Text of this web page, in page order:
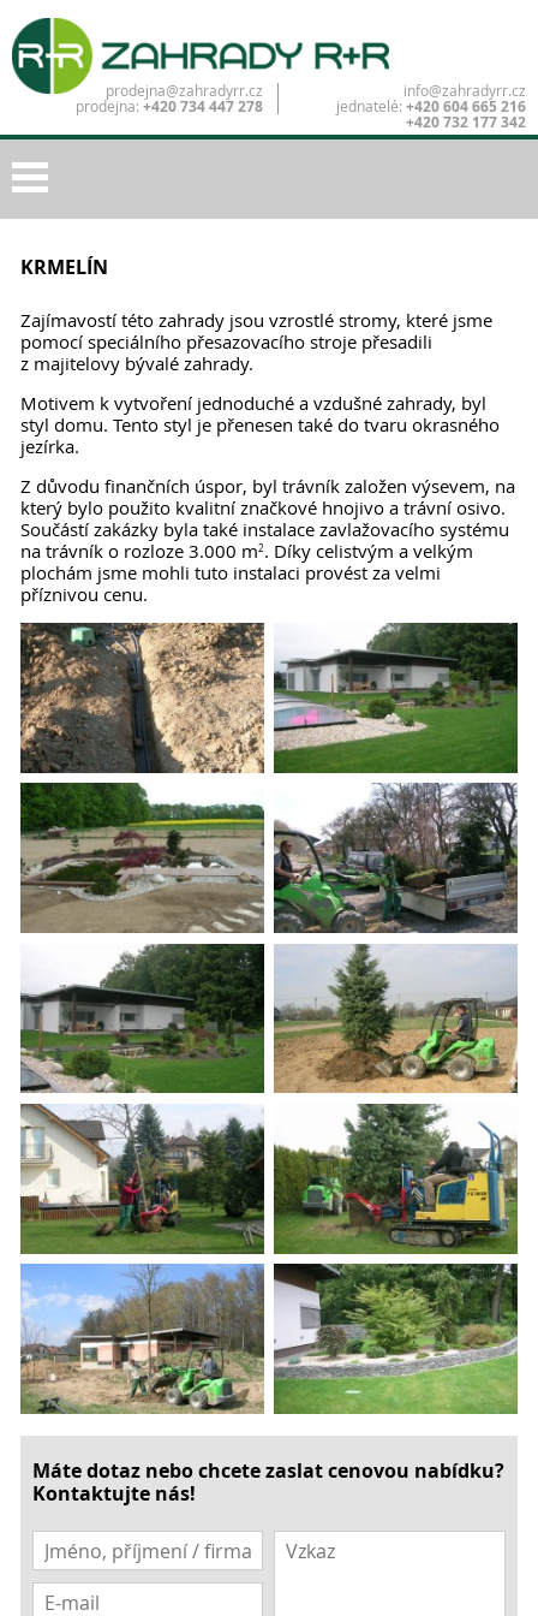
info@zahradyrr.cz
jednatelé: +420 604 665 216
+420 732 177 342
prodejna@zahradyrr.cz
prodejna: +420 734 447 278
KRMELÍN
Zajímavostí této zahrady jsou vzrostlé stromy, které jsme
pomocí speciálního přesazovacího stroje přesadili
z majitelovy bývalé zahrady.
Motivem k vytvoření jednoduché a vzdušné zahrady, byl
styl domu. Tento styl je přenesen také do tvaru okrasného
jezírka.
Z důvodu finančních úspor, byl trávník založen výsevem, na
který bylo použito kvalitní značkové hnojivo a trávní osivo.
Součástí zakázky byla také instalace zavlažovacího systému
na trávník o rozloze 3.000 m2. Díky celistvým a velkým
plochám jsme mohli tuto instalaci provést za velmi
příznivou cenu.
Máte dotaz nebo chcete zaslat cenovou nabídku?
Kontaktujte nás!